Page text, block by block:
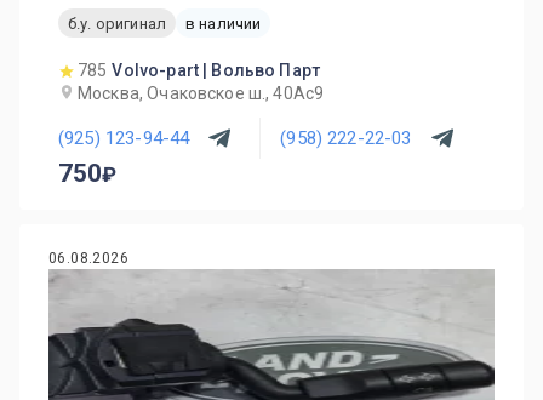
б.у. оригинал
в наличии
785 Volvo-part | Вольво Парт
Москва, Очаковское ш., 40Ас9
(925) 123-94-44 (958) 222-22-03
750
06.08.2026